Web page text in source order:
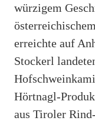
würzigem
erreichte auf
Stockerl
Hörtnagl-
aus Tiroler